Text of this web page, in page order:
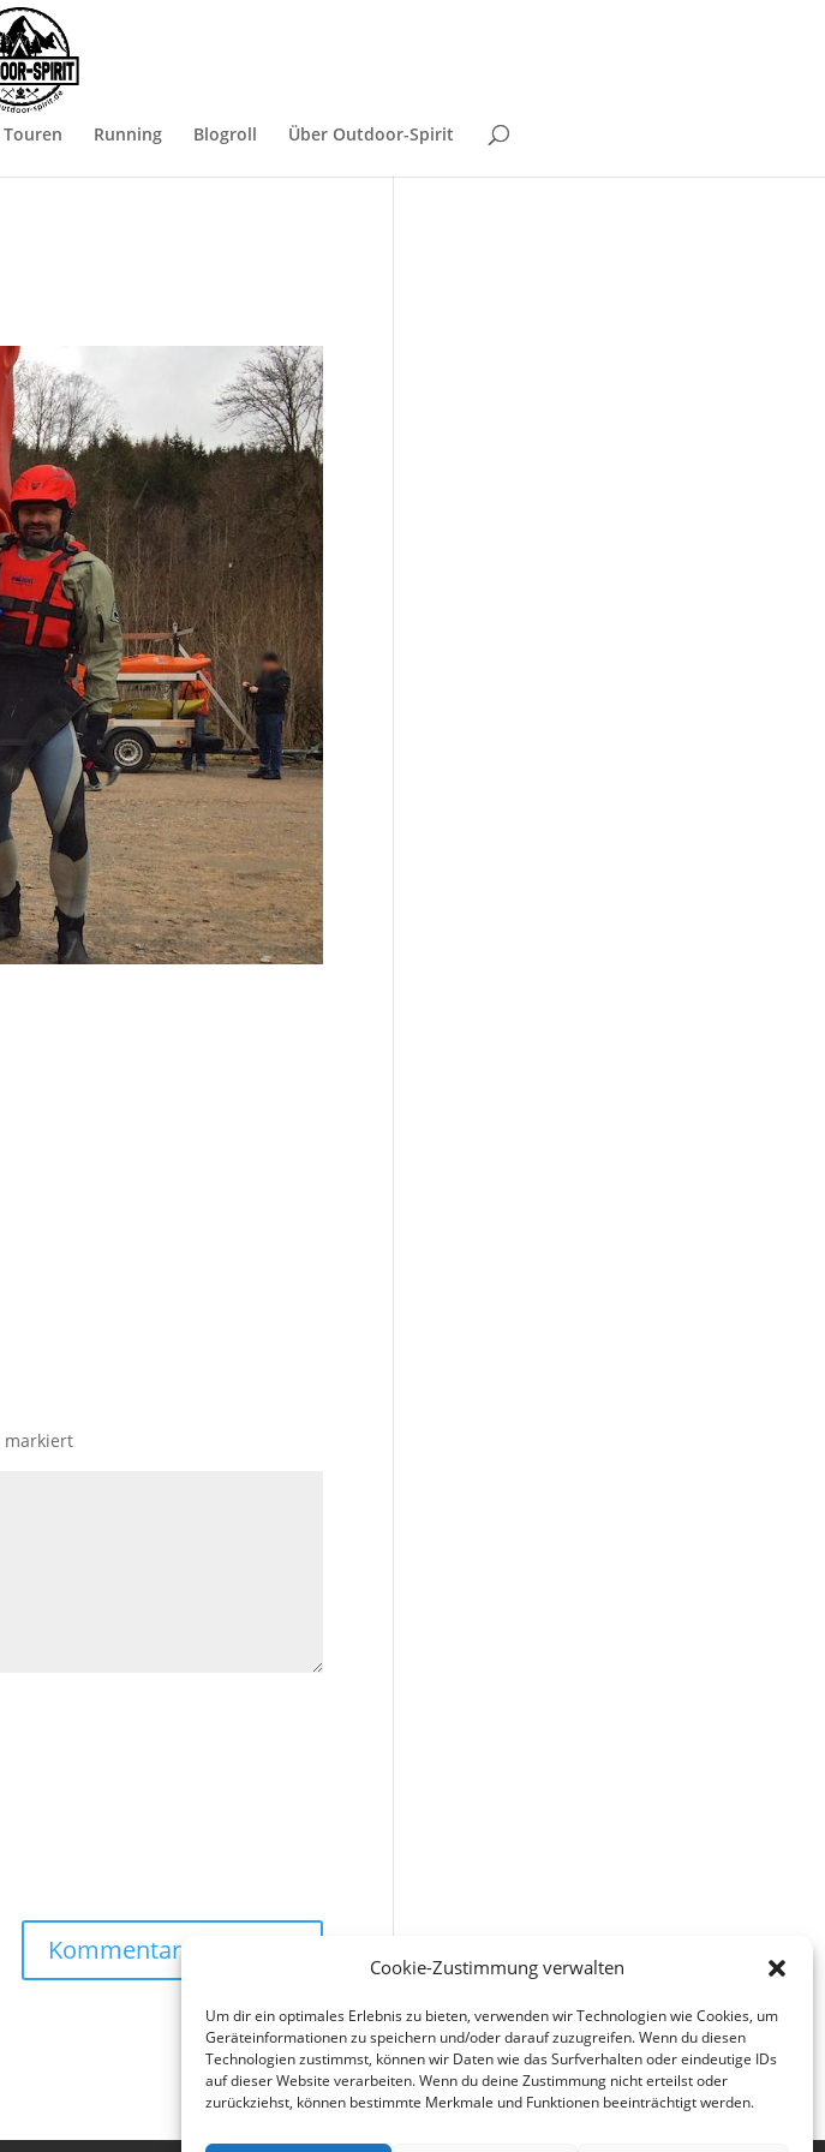
Cookie-Zustimmung verwalten
Um dir ein optimales Erlebnis zu bieten, verwenden wir Technologien wie Cookies, um
Geräteinformationen zu speichern und/oder darauf zuzugreifen. Wenn du diesen
Technologien zustimmst, können wir Daten wie das Surfverhalten oder eindeutige IDs
auf dieser Website verarbeiten. Wenn du deine Zustimmung nicht erteilst oder
zurückziehst, können bestimmte Merkmale und Funktionen beeinträchtigt werden.
Touren Running Blogroll Über Outdoor-Spirit
markiert